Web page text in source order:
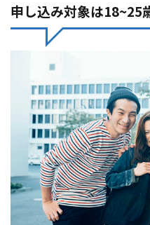
申し込み対象は18~25